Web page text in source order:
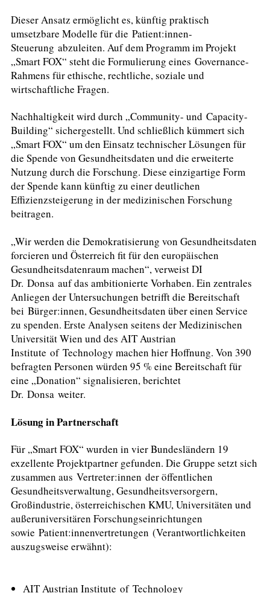
Dieser Ansatz ermöglicht es, künftig praktisch
umsetzbare Modelle für die Patient:innen-
Steuerung abzuleiten. Auf dem Programm im Projekt
„Smart FOX“ steht die Formulierung eines Governance-
Rahmens für ethische, rechtliche, soziale und
wirtschaftliche Fragen.
Nachhaltigkeit wird durch „Community- und Capacity-
Building“ sichergestellt. Und schließlich kümmert sich
„Smart FOX“ um den Einsatz technischer Lösungen für
die Spende von Gesundheitsdaten und die erweiterte
Nutzung durch die Forschung. Diese einzigartige Form
der Spende kann künftig zu einer deutlichen
Effizienzsteigerung in der medizinischen Forschung
beitragen.
„Wir werden die Demokratisierung von Gesundheitsdaten
forcieren und Österreich fit für den europäischen
Gesundheitsdatenraum machen“, verweist DI
Dr. Donsa auf das ambitionierte Vorhaben. Ein zentrales
Anliegen der Untersuchungen betrifft die Bereitschaft
bei Bürger:innen, Gesundheitsdaten über einen Service
zu spenden. Erste Analysen seitens der Medizinischen
Universität Wien und des AIT Austrian
Institute of Technology machen hier Hoffnung. Von 390
befragten Personen würden 95 % eine Bereitschaft für
eine „Donation“ signalisieren, berichtet
Dr. Donsa weiter.
Lösung in Partnerschaft
Für „Smart FOX“ wurden in vier Bundesländern 19
exzellente Projektpartner gefunden. Die Gruppe setzt sich
zusammen aus Vertreter:innen der öffentlichen
Gesundheitsverwaltung, Gesundheitsversorgern,
Großindustrie, österreichischen KMU, Universitäten und
außeruniversitären Forschungseinrichtungen
sowie Patient:innenvertretungen (Verantwortlichkeiten
auszugsweise erwähnt):
AIT Austrian Institute of Technology